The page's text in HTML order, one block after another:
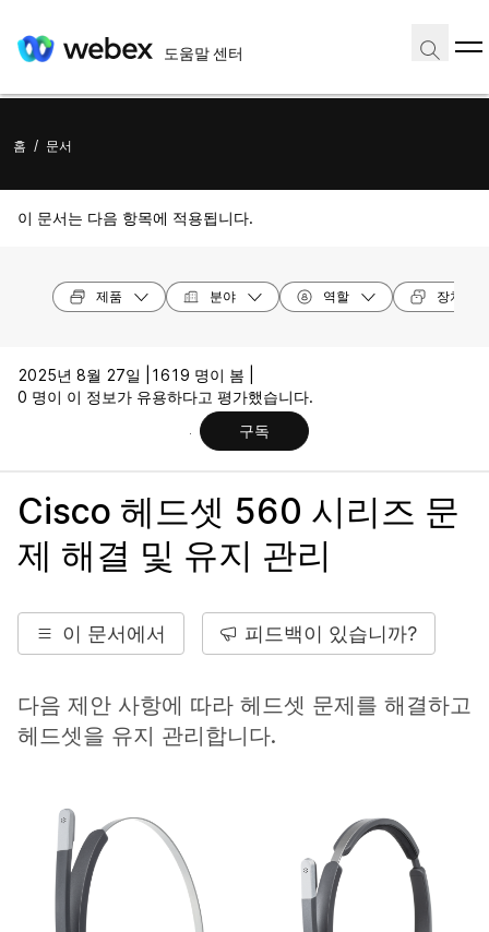
도움말 센터
홈 / 문서
이 문서는 다음 항목에 적용됩니다.
제품 분야 역할 장치 모
2025년 8월 27일 |
1619 명이 봄 |
0 명이 이 정보가 유용하다고 평가했습니다.
구독
Cisco 헤드셋 560 시리즈 문
제 해결 및 유지 관리
이 문서에서 피드백이 있습니까?
다음 제안 사항에 따라 헤드셋 문제를 해결하고
헤드셋을 유지 관리합니다.